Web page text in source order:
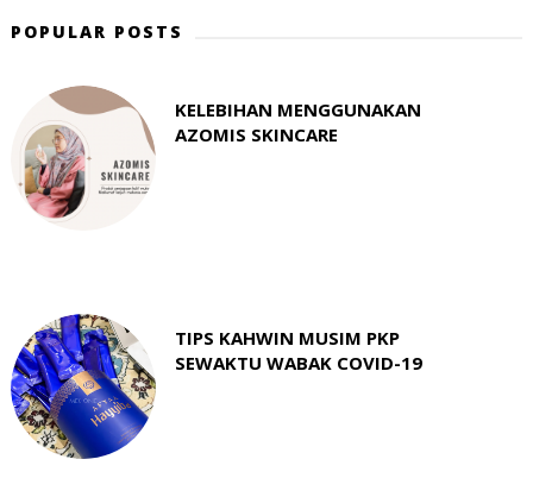
POPULAR POSTS
KELEBIHAN MENGGUNAKAN
AZOMIS SKINCARE
TIPS KAHWIN MUSIM PKP
SEWAKTU WABAK COVID-19